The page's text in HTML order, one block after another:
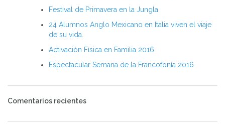
Festival de Primavera en la Jungla
24 Alumnos Anglo Mexicano en Italia viven el viaje
de su vida.
Activación Física en Familia 2016
Espectacular Semana de la Francofonía 2016
Comentarios recientes